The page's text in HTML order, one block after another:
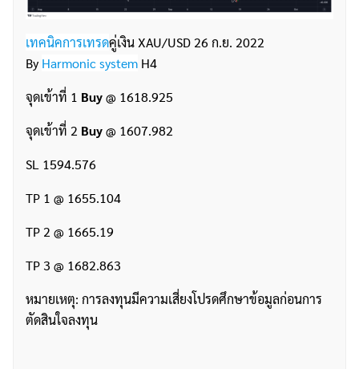
เทคนิคการเทรดคู่เงิน XAU/USD 26 ก.ย. 2022
By Harmonic system H4
จุดเข้าที่ 1 Buy@ 1618.925
จุดเข้าที่ 2 Buy@ 1607.982
SL 1594.576
TP 1 @ 1655.104
TP 2 @ 1665.19
TP 3 @ 1682.863
หมายเหตุ: การลงทุนมีความเสี่ยงโปรดศึกษาข้อมูลก่อนการ
ตัดสินใจลงทุน